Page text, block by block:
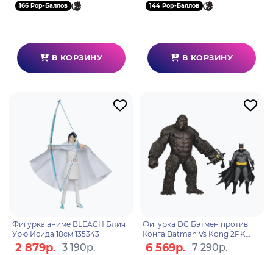
166 Pop-Баллов
В КОРЗИНУ
144 Pop-Баллов
В КОРЗИНУ
Фигурка аниме BLEACH Блич
Урю Исида 18см 135343
2 879р. 3 190р.
Фигурка DC Бэтмен против
Конга Batman Vs Kong 2PK
138627
6 569р. 7 290р.